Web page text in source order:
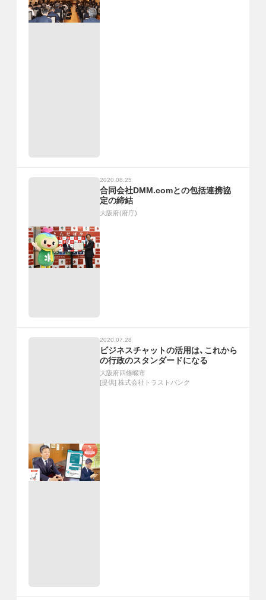
2020.08.25
合同会社DMM.comとの包括連携協
定の締結
大阪府(府庁)
2020.07.28
ビジネスチャットの活用は、これから
の行政のスタンダードになる
大阪府四條畷市
[提供] 株式会社トラストバンク